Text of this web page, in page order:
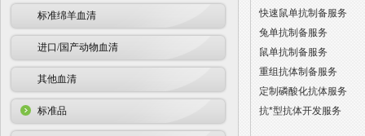
标准绵羊血清
进口/国产动物血清
其他血清
标准品
快速鼠单抗制备服务
兔单抗制备服务
鼠单抗制备服务
重组抗体制备服务
定制磷酸化抗体服务
抗*型抗体开发服务